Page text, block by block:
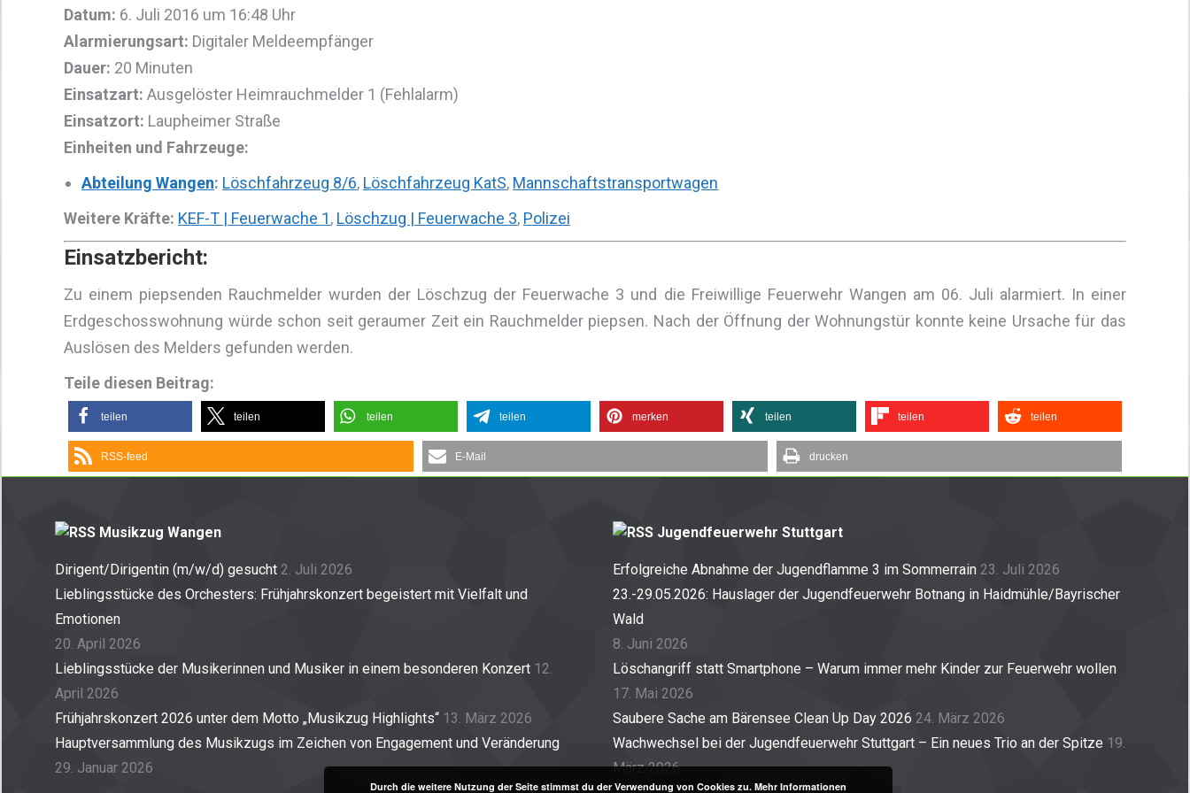
Datum: 6. Juli 2016 um 16:48 Uhr
Alarmierungsart: Digitaler Meldeempfänger
Dauer: 20 Minuten
Einsatzart: Ausgelöster Heimrauchmelder 1 (Fehlalarm)
Einsatzort: Laupheimer Straße
Einheiten und Fahrzeuge:
Abteilung Wangen: Löschfahrzeug 8/6, Löschfahrzeug KatS, Mannschaftstransportwagen
Weitere Kräfte: KEF-T | Feuerwache 1, Löschzug | Feuerwache 3, Polizei
Einsatzbericht:
Zu einem piepsenden Rauchmelder wurden der Löschzug der Feuerwache 3 und die Freiwillige Feuerwehr Wangen am 06. Juli alarmiert. In einer
Erdgeschosswohnung würde schon seit geraumer Zeit ein Rauchmelder piepsen. Nach der Öffnung der Wohnungstür konnte keine Ursache für das
Auslösen des Melders gefunden werden.
Teile diesen Beitrag:
teilen teilen teilen teilen merken teilen teilen teilen
RSS-feed E-Mail drucken
Musikzug Wangen
Dirigent/Dirigentin (m/w/d) gesucht 2. Juli 2026
Lieblingsstücke des Orchesters: Frühjahrskonzert begeistert mit Vielfalt und
Emotionen
20. April 2026
Lieblingsstücke der Musikerinnen und Musiker in einem besonderen Konzert 12.
April 2026
Frühjahrskonzert 2026 unter dem Motto „Musikzug Highlights“ 13. März 2026
Hauptversammlung des Musikzugs im Zeichen von Engagement und Veränderung
29. Januar 2026
Jugendfeuerwehr Stuttgart
Erfolgreiche Abnahme der Jugendflamme 3 im Sommerrain 23. Juli 2026
23.-29.05.2026: Hauslager der Jugendfeuerwehr Botnang in Haidmühle/Bayrischer
Wald
8. Juni 2026
Löschangriff statt Smartphone – Warum immer mehr Kinder zur Feuerwehr wollen
17. Mai 2026
Saubere Sache am Bärensee Clean Up Day 2026 24. März 2026
Wachwechsel bei der Jugendfeuerwehr Stuttgart – Ein neues Trio an der Spitze 19.
März 2026
Durch die weitere Nutzung der Seite stimmst du der Verwendung von Cookies zu. Mehr Informationen